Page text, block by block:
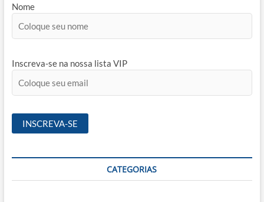
Nome
Inscreva-se na nossa lista VIP
CATEGORIAS